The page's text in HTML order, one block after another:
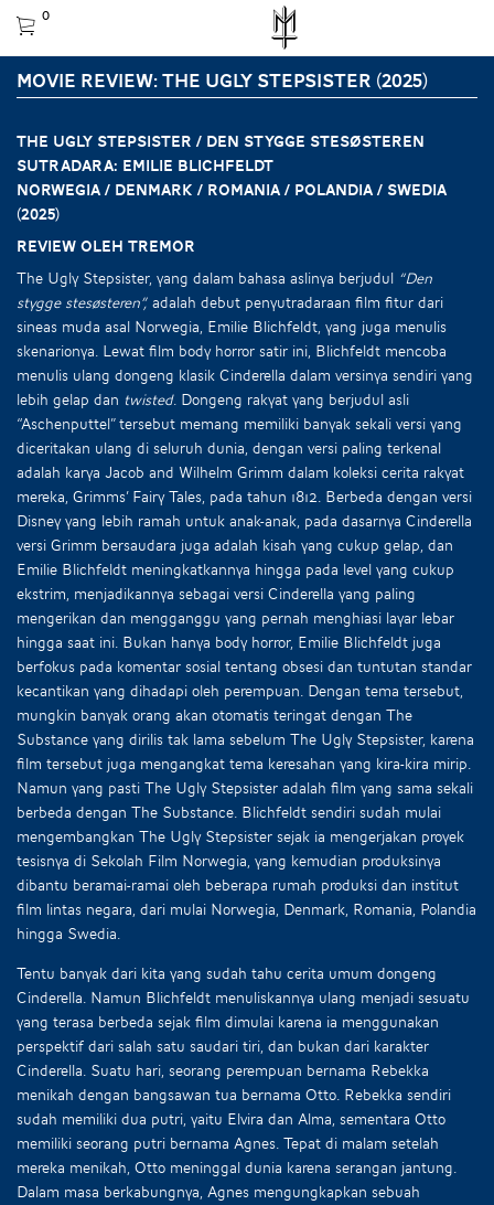
0
MOVIE REVIEW: THE UGLY STEPSISTER (2025)
THE UGLY STEPSISTER / Den stygge stesøsteren
Sutradara: Emilie Blichfeldt
Norwegia / Denmark / Romania / Polandia / Swedia
(2025)
Review oleh Tremor
The Ugly Stepsister, yang dalam bahasa aslinya berjudul “Den
stygge stesøsteren”, adalah debut penyutradaraan film fitur dari
sineas muda asal Norwegia, Emilie Blichfeldt, yang juga menulis
skenarionya. Lewat film body horror satir ini, Blichfeldt mencoba
menulis ulang dongeng klasik Cinderella dalam versinya sendiri yang
lebih gelap dan twisted. Dongeng rakyat yang berjudul asli
“Aschenputtel” tersebut memang memiliki banyak sekali versi yang
diceritakan ulang di seluruh dunia, dengan versi paling terkenal
adalah karya Jacob and Wilhelm Grimm dalam koleksi cerita rakyat
mereka, Grimms’ Fairy Tales, pada tahun 1812. Berbeda dengan versi
Disney yang lebih ramah untuk anak-anak, pada dasarnya Cinderella
versi Grimm bersaudara juga adalah kisah yang cukup gelap, dan
Emilie Blichfeldt meningkatkannya hingga pada level yang cukup
ekstrim, menjadikannya sebagai versi Cinderella yang paling
mengerikan dan mengganggu yang pernah menghiasi layar lebar
hingga saat ini. Bukan hanya body horror, Emilie Blichfeldt juga
berfokus pada komentar sosial tentang obsesi dan tuntutan standar
kecantikan yang dihadapi oleh perempuan. Dengan tema tersebut,
mungkin banyak orang akan otomatis teringat dengan The
Substance yang dirilis tak lama sebelum The Ugly Stepsister, karena
film tersebut juga mengangkat tema keresahan yang kira-kira mirip.
Namun yang pasti The Ugly Stepsister adalah film yang sama sekali
berbeda dengan The Substance. Blichfeldt sendiri sudah mulai
mengembangkan The Ugly Stepsister sejak ia mengerjakan proyek
tesisnya di Sekolah Film Norwegia, yang kemudian produksinya
dibantu beramai-ramai oleh beberapa rumah produksi dan institut
film lintas negara, dari mulai Norwegia, Denmark, Romania, Polandia
hingga Swedia.
Tentu banyak dari kita yang sudah tahu cerita umum dongeng
Cinderella. Namun Blichfeldt menuliskannya ulang menjadi sesuatu
yang terasa berbeda sejak film dimulai karena ia menggunakan
perspektif dari salah satu saudari tiri, dan bukan dari karakter
Cinderella. Suatu hari, seorang perempuan bernama Rebekka
menikah dengan bangsawan tua bernama Otto. Rebekka sendiri
sudah memiliki dua putri, yaitu Elvira dan Alma, sementara Otto
memiliki seorang putri bernama Agnes. Tepat di malam setelah
mereka menikah, Otto meninggal dunia karena serangan jantung.
Dalam masa berkabungnya, Agnes mengungkapkan sebuah